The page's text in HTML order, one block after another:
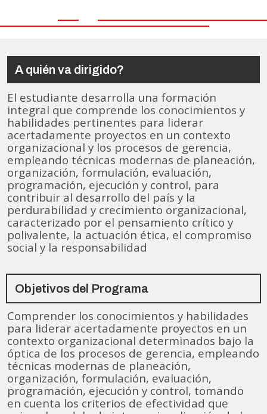
A quién va dirigido?
El estudiante desarrolla una formación
integral que comprende los conocimientos y
habilidades pertinentes para liderar
acertadamente proyectos en un contexto
organizacional y los procesos de gerencia,
empleando técnicas modernas de planeación,
organización, formulación, evaluación,
programación, ejecución y control, para
contribuir al desarrollo del país y la
perdurabilidad y crecimiento organizacional,
caracterizado por el pensamiento crítico y
polivalente, la actuación ética, el compromiso
social y la responsabilidad
Objetivos del Programa
Comprender los conocimientos y habilidades
para liderar acertadamente proyectos en un
contexto organizacional determinados bajo la
óptica de los procesos de gerencia, empleando
técnicas modernas de planeación,
organización, formulación, evaluación,
programación, ejecución y control, tomando
en cuenta los criterios de efectividad que